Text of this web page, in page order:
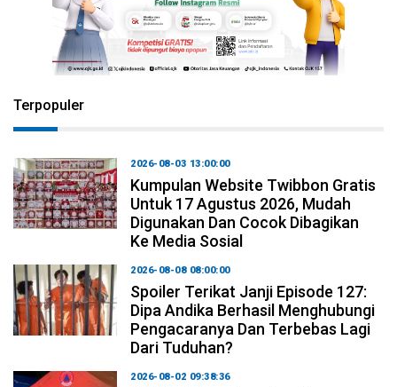
Terpopuler
2026-08-03 13:00:00
Kumpulan Website Twibbon Gratis
Untuk 17 Agustus 2026, Mudah
Digunakan Dan Cocok Dibagikan
Ke Media Sosial
2026-08-08 08:00:00
Spoiler Terikat Janji Episode 127:
Dipa Andika Berhasil Menghubungi
Pengacaranya Dan Terbebas Lagi
Dari Tuduhan?
2026-08-02 09:38:36